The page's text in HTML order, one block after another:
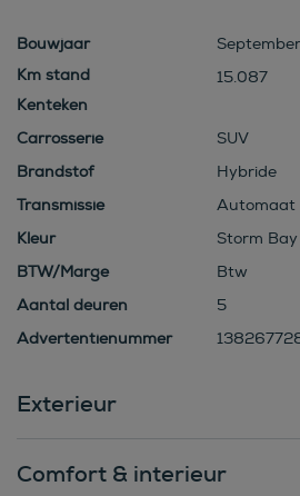
Bouwjaar
15.087
Kenteken
Carrosserie
SUV
Brandstof
Hybride
Transmissie
Automaat
Kleur
Storm
BTW/Marge
Btw
Aantal deuren
5
Advertentienummer
Exterieur
Comfort & interieur